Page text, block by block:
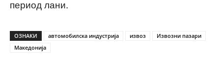
период лани.
ОЗНАКИ автомобилска индустрија извоз
Извозни пазари
Македонија